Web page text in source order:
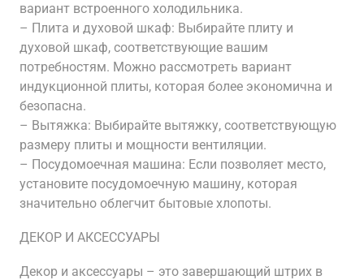
вариант встроенного холодильника.
– Плита и духовой шкаф: Выбирайте плиту и
духовой шкаф, соответствующие вашим
потребностям. Можно рассмотреть вариант
индукционной плиты, которая более экономична и
безопасна.
– Вытяжка: Выбирайте вытяжку, соответствующую
размеру плиты и мощности вентиляции.
– Посудомоечная машина: Если позволяет место,
установите посудомоечную машину, которая
значительно облегчит бытовые хлопоты.
ДЕКОР И АКСЕССУАРЫ
Декор и аксессуары – это завершающий штрих в